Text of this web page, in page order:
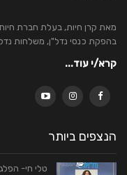
מאת קרן חיות, בעלת חברת
בהפקת כנסי נדל"ן, משלחות
קרא/י עוד...
הנצפים ביותר
טלי חי-